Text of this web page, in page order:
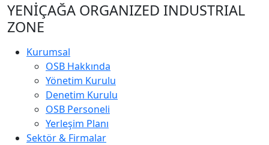
YENİÇAĞA ORGANIZED INDUSTRIAL
ZONE
Kurumsal
OSB Hakkında
Yönetim Kurulu
Denetim Kurulu
OSB Personeli
Yerleşim Planı
Sektör & Firmalar